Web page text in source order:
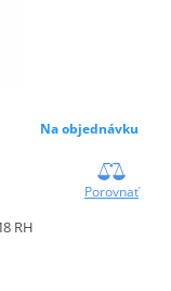
Na objednávku
Porovnať
RH